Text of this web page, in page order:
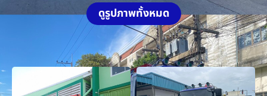
ดูรูปภาพทั้งหมด